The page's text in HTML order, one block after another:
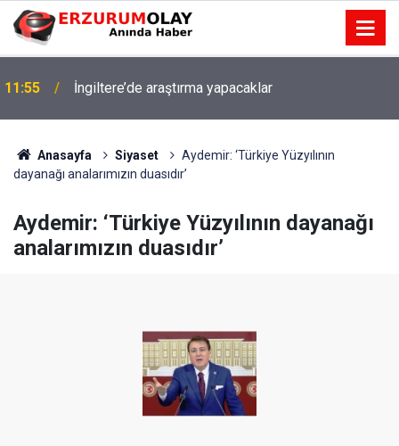
11:55 İngiltere’de araştırma yapacaklar
Anasayfa Siyaset
Aydemir: ‘Türkiye Yüzyılının
dayanağı analarımızın duasıdır’
Aydemir: ‘Türkiye Yüzyılının dayanağı
analarımızın duasıdır’